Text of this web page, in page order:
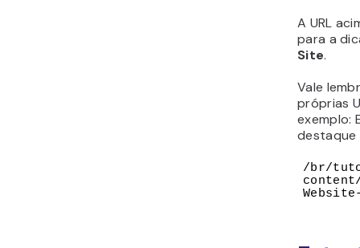
A URL
para a
Site.
Vale
próprias
exemplo:
/br/